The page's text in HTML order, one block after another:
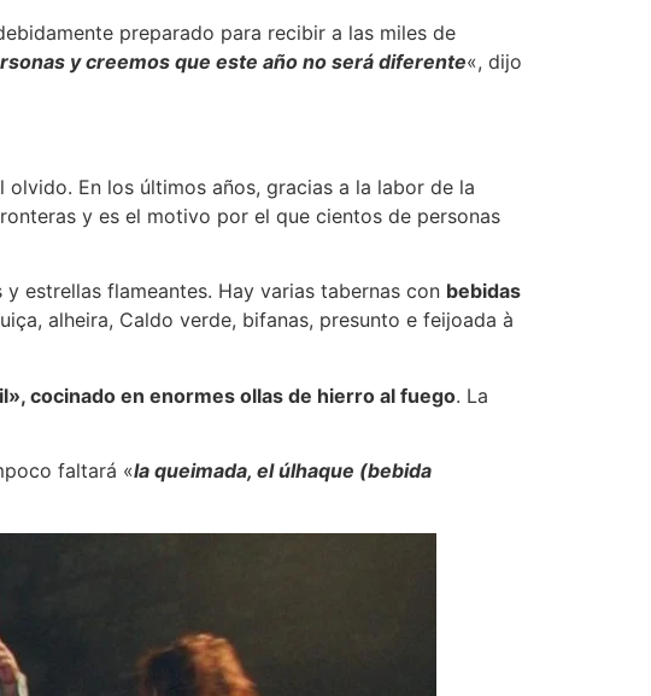
preparado para recibir a las miles de
y creemos que este año no será diferente«, dijo
En los últimos años, gracias a la labor de la
y es el motivo por el que cientos de personas
estrellas flameantes. Hay varias tabernas con bebidas
alheira, Caldo verde, bifanas, presunto e feijoada à
cocinado en enormes ollas de hierro al fuego. La
faltará «la queimada, el úlhaque (bebida